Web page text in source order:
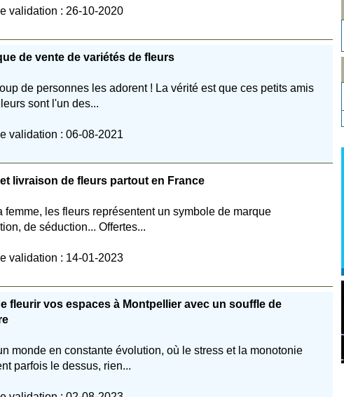
validation : 26-10-2020
de vente de variétés de fleurs
de personnes les adorent ! La vérité est que ces petits amis
sont l'un des...
validation : 06-08-2021
livraison de fleurs partout en France
femme, les fleurs représentent un symbole de marque
de séduction... Offertes...
validation : 14-01-2023
fleurir vos espaces à Montpellier avec un souffle de
monde en constante évolution, où le stress et la monotonie
parfois le dessus, rien...